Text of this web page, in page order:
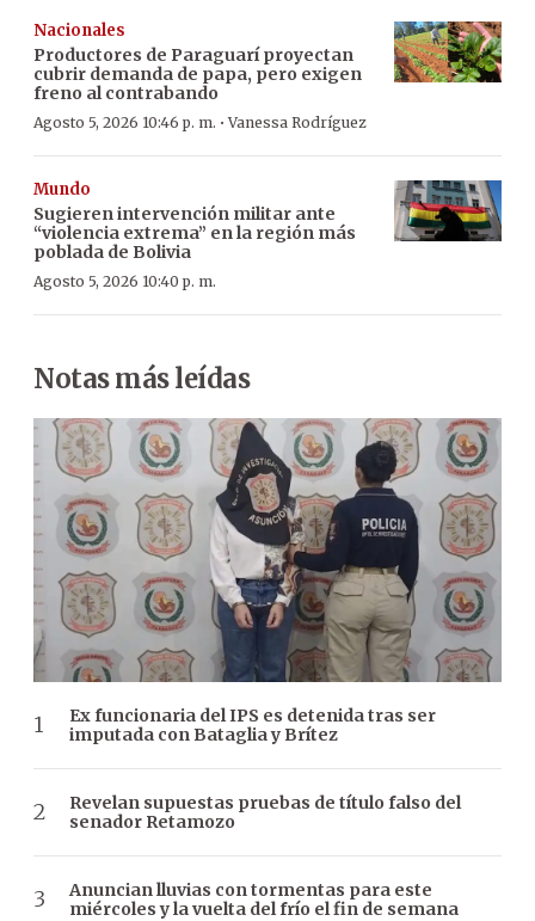
Nacionales
Productores de Paraguarí proyectan
cubrir demanda de papa, pero exigen
freno al contrabando
Agosto 5, 2026 10:46 p. m. ·Vanessa Rodríguez
Mundo
Sugieren intervención militar ante
“violencia extrema” en la región más
poblada de Bolivia
Agosto 5, 2026 10:40 p. m.
Notas más leídas
Ex funcionaria del IPS es detenida tras ser
imputada con Bataglia y Brítez
Revelan supuestas pruebas de título falso del
senador Retamozo
Anuncian lluvias con tormentas para este
miércoles y la vuelta del frío el fin de semana